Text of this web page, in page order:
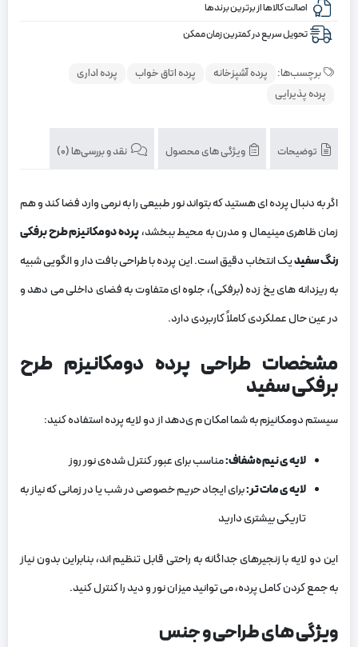
اصالت کالاها از برترین برندها
تحویل سریع در کمترین زمان ممکن
برچسب‌ها: پرده آشپزخانه پرده اتاق خواب
پرده اداری
پرده پذیرایی
توضیحات ویژگی های محصول نقد و بررسی‌ها (0)
اگر به ‌دنبال پرده ‌ای هستید که بتواند نور طبیعی را به ‌نرمی وارد فضا کند و هم‌
زمان ظاهری مینیمال و مدرن به محیط ببخشد،پرده دومکانیزم طرح برفکی
رنگ سفیدیک انتخاب دقیق است. این پرده با طراحی بافت ‌دار و الگویی شبیه
به ریزدانه ‌های یخ ‌زده (برفکی)، جلوه ‌ای متفاوت به فضای داخلی می ‌دهد و
در عین حال عملکردی کاملاً کاربردی دارد.
مشخصات طراحی پرده دومکانیزم طرح
برفکی سفید
سیستم دومکانیزم به شما امکان م ی‌دهد از دو لایه پرده استفاده کنید:
لایه ‌ی نیم ه‌شفاف:مناسب برای عبور کنترل‌ شده‌ی نور روز
لایه ‌ی مات ‌تر:برای ایجاد حریم خصوصی در شب یا در زمانی که نیاز به
تاریکی بیشتری دارید
این دو لایه با زنجیرهای جداگانه به ‌راحتی قابل تنظیم‌ اند، بنابراین بدون نیاز
به جمع ‌کردن کامل پرده، می ‌توانید میزان نور و دید را کنترل کنید.
ویژگی ‌های طراحی و جنس